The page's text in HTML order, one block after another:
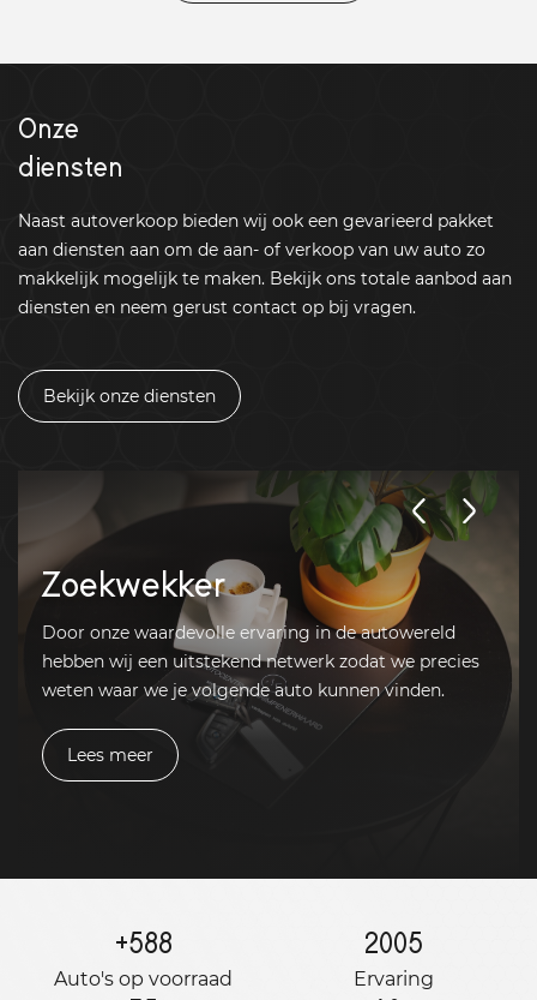
Onze
diensten
Naast autoverkoop bieden wij ook een gevarieerd pakket
aan diensten aan om de aan- of verkoop van uw auto zo
makkelijk mogelijk te maken. Bekijk ons totale aanbod aan
diensten en neem gerust contact op bij vragen.
Bekijk onze diensten
Zoekwekker
Door onze waardevolle ervaring in de autowereld
hebben wij een uitstekend netwerk zodat we precies
weten waar we je volgende auto kunnen vinden.
Lees meer
+588
Auto's op voorraad
2005
Ervaring